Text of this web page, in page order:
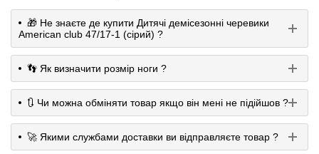
Артикул: 47/17
Дитячі демісезонні черевики
🎁 Не знаєте де купити Дитячі демісезонні черевики
American club 47/17-1 (сірий) ?
👣 Як визначити розмір ноги ?
🔃 Чи можна обміняти товар якщо він мені не підійшов ?
🚀 Якими службами доставки ви відправляєте товар ?